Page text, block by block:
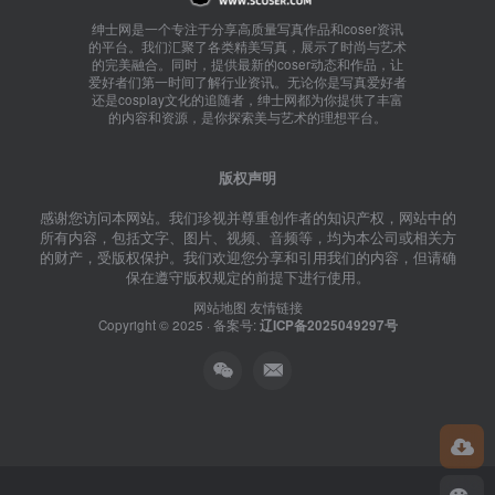
绅士网是一个专注于分享高质量写真作品和coser资讯
的平台。我们汇聚了各类精美写真，展示了时尚与艺术
的完美融合。同时，提供最新的coser动态和作品，让
爱好者们第一时间了解行业资讯。无论你是写真爱好者
还是cosplay文化的追随者，绅士网都为你提供了丰富
的内容和资源，是你探索美与艺术的理想平台。
版权声明
感谢您访问本网站。我们珍视并尊重创作者的知识产权，网站中的
所有内容，包括文字、图片、视频、音频等，均为本公司或相关方
的财产，受版权保护。我们欢迎您分享和引用我们的内容，但请确
保在遵守版权规定的前提下进行使用。
网站地图 友情链接
Copyright © 2025 · 备案号: 辽ICP备2025049297号